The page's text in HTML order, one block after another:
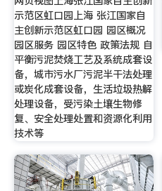
示范区虹口园上海 张江国家自
主创新示范区虹口园 园区概况
园区服务 园区特色 政策法规 自
平衡污泥焚烧工艺及系统成套设
备，城市污水厂污泥半干法处理
或炭化成套设备，生活垃圾热解
处理设备，受污染土壤生物修
复、安全处理处置和资源化利用
技术等